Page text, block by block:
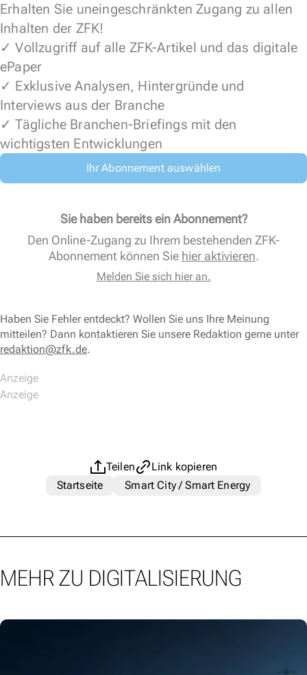
Erhalten Sie uneingeschränkten Zugang zu allen
Inhalten der ZFK!
✓ Vollzugriff auf alle ZFK-Artikel und das digitale
ePaper
✓ Exklusive Analysen, Hintergründe und
Interviews aus der Branche
✓ Tägliche Branchen-Briefings mit den
wichtigsten Entwicklungen
Ihr Abonnement auswählen
Sie haben bereits ein Abonnement?
Den Online-Zugang zu Ihrem bestehenden ZFK-
Abonnement können Sie hier aktivieren.
Melden Sie sich hier an.
Haben Sie Fehler entdeckt? Wollen Sie uns Ihre Meinung
mitteilen? Dann kontaktieren Sie unsere Redaktion gerne unter
redaktion@zfk.de.
Teilen
Link kopieren
Startseite
Smart City / Smart Energy
MEHR ZU DIGITALISIERUNG